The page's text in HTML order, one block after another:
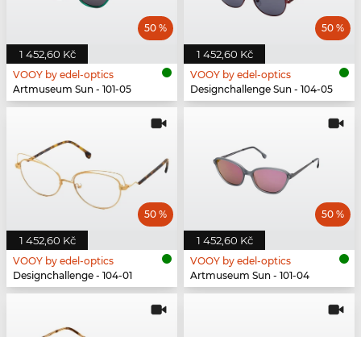
1 452,60 Kč
50 %
VOOY by edel-optics
Artmuseum Sun - 101-05
1 452,60 Kč
50 %
VOOY by edel-optics
Designchallenge Sun - 104-05
1 452,60 Kč
50 %
VOOY by edel-optics
Designchallenge - 104-01
1 452,60 Kč
50 %
VOOY by edel-optics
Artmuseum Sun - 101-04